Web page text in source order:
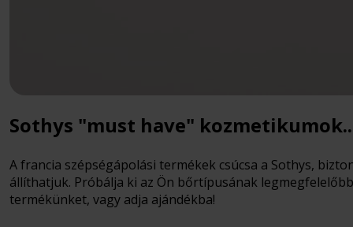
Sothys "must have"
A francia szépségápolási termékek csúcsa a Sothys,
állíthatjuk. Próbálja ki az Ön bőrtípusának legmegfelelőbb
termékünket, vagy adja ajándékba!